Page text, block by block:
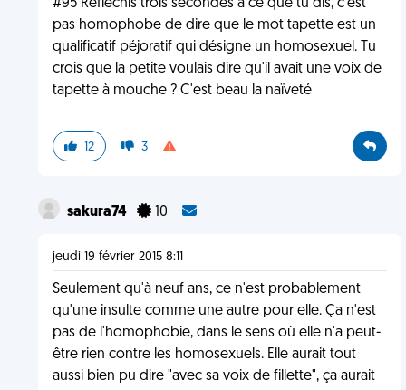
#95 Réfléchis trois secondes à ce que tu dis, c'est
pas homophobe de dire que le mot tapette est un
qualificatif péjoratif qui désigne un homosexuel. Tu
crois que la petite voulais dire qu'il avait une voix de
tapette à mouche ? C'est beau la naïveté
12 3
sakura74 10
jeudi 19 février 2015 8:11
Seulement qu'à neuf ans, ce n'est probablement
qu'une insulte comme une autre pour elle. Ça n'est
pas de l'homophobie, dans le sens où elle n'a peut-
être rien contre les homosexuels. Elle aurait tout
aussi bien pu dire "avec sa voix de fillette", ça aurait